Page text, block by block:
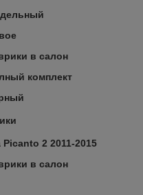
в салон
комплект
Picanto 2 2011-2015
в салон